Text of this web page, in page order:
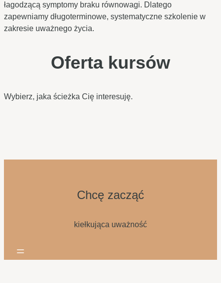
łagodzącą symptomy braku równowagi. Dlatego
zapewniamy długoterminowe, systematyczne szkolenie w
zakresie uważnego życia.
Oferta kursów
Wybierz, jaka ścieżka Cię interesuję.
Chcę zacząć
kiełkująca uważność
=